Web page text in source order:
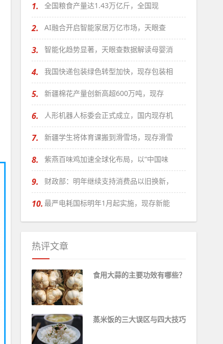
1. 全国粮食产量达1.43万亿斤，全国现
2. AI融合开启智能家居万亿市场，天眼查
3. 智能化趋势显著，天眼查数据解读母婴消
4. 我国快递包装绿色转型加快，现存包装相
5. 新疆棉花产量创新高超600万吨，现存
6. 人形机器人标委会正式成立，国内现存机
7. 新疆学生将体育课搬到滑雪场，现存滑雪
8. 紫燕百味鸡加速全球化布局，以“中国味
9. 财政部：明年继续支持消费品以旧换新，
10. 最严电耗国标明年1月起实施，现存新能
热评文章
食用大蒜的主要功效有哪些？
蒸米饭的三大误区与四大技巧